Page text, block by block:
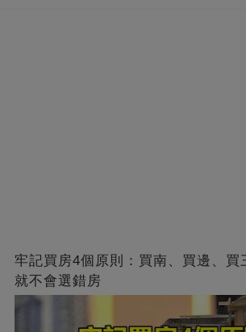
牢記買房4個原則：買南、買邊、買
就不會選錯房